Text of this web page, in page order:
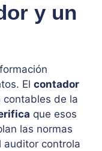
y un
El contador
contables de la
que esos
las normas
auditor controla